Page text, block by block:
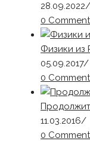
28.09.2022/
0
Физики из
05.09.2017/
0
11.03.2016/
0